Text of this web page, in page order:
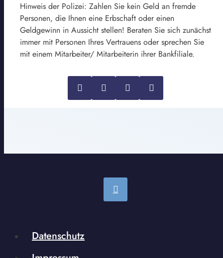
Hinweis der Polizei: Zahlen Sie kein Geld an fremde
Personen, die Ihnen eine Erbschaft oder einen
Geldgewinn in Aussicht stellen! Beraten Sie sich zunächst
immer mit Personen Ihres Vertrauens oder sprechen Sie
mit einem Mitarbeiter/ Mitarbeiterin ihrer Bankfiliale.
Datenschutz